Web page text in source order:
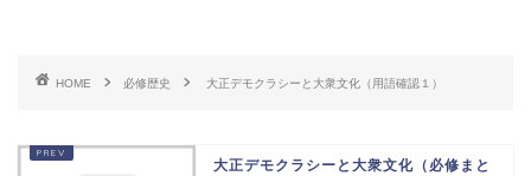
HOME 必修歴史 大正デモクラシーと大衆文化（用語確認１）
大正デモクラシーと大衆文化（必修まと